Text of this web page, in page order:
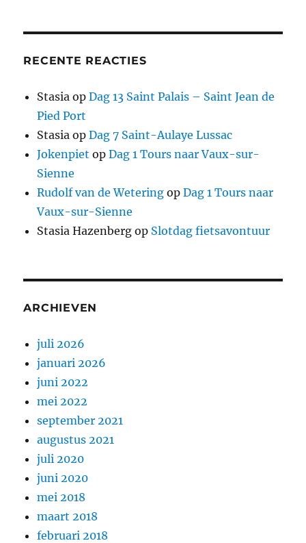
RECENTE REACTIES
Stasia opDag 13 Saint Palais – Saint Jean de
Pied Port
Stasia opDag 7 Saint-Aulaye Lussac
Jokenpiet opDag 1 Tours naar Vaux-sur-
Sienne
Rudolf van de Wetering opDag 1 Tours naar
Vaux-sur-Sienne
Stasia Hazenberg op Slotdag fietsavontuur
ARCHIEVEN
juli 2026
januari 2026
juni 2022
mei 2022
september 2021
augustus 2021
juli 2020
juni 2020
mei 2018
maart 2018
februari 2018